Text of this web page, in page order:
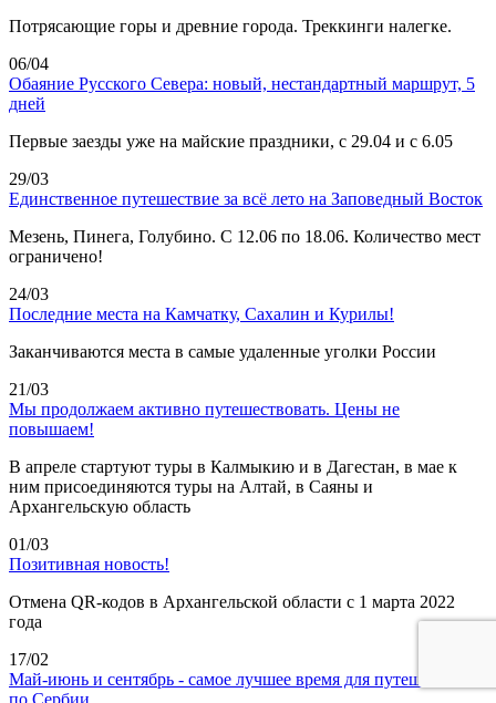
Потрясающие горы и древние города. Треккинги налегке.
06/04
Обаяние Русского Севера: новый, нестандартный маршрут, 5
дней
Первые заезды уже на майские праздники, с 29.04 и с 6.05
29/03
Единственное путешествие за всё лето на Заповедный Восток
Мезень, Пинега, Голубино. С 12.06 по 18.06. Количество мест
ограничено!
24/03
Последние места на Камчатку, Сахалин и Курилы!
Заканчиваются места в самые удаленные уголки России
21/03
Мы продолжаем активно путешествовать. Цены не
повышаем!
В апреле стартуют туры в Калмыкию и в Дагестан, в мае к
ним присоединяются туры на Алтай, в Саяны и
Архангельскую область
01/03
Позитивная новость!
Отмена QR-кодов в Архангельской области с 1 марта 2022
года
17/02
Май-июнь и сентябрь - самое лучшее время для путешествий